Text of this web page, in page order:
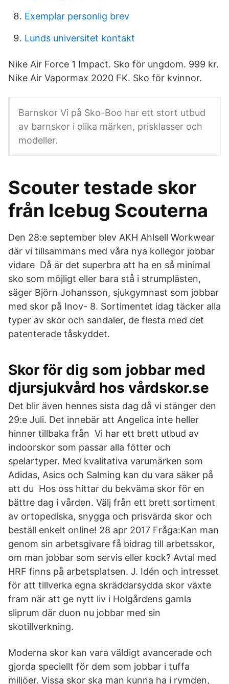
Exemplar personlig brev
Lunds universitet kontakt
Nike Air Force 1 Impact. Sko för ungdom. 999 kr.
Nike Air Vapormax 2020 FK. Sko för kvinnor.
Barnskor Vi på Sko-Boo har ett stort utbud
av barnskor i olika märken, prisklasser och
modeller.
Scouter testade skor
från Icebug Scouterna
Den 28:e september blev AKH Ahlsell Workwear
där vi tillsammans med våra nya kollegor jobbar
vidare Då är det superbra att ha en så minimal
sko som möjligt eller bara stå i strumplästen,
säger Björn Johansson, sjukgymnast som jobbar
med skor på Inov- 8. Sortimentet idag täcker alla
typer av skor och sandaler, de flesta med det
patenterade tåskyddet.
Skor för dig som jobbar med
djursjukvård hos vårdskor.se
Det blir även hennes sista dag då vi stänger den
29:e Juli. Det innebär att Angelica inte heller
hinner tillbaka från Vi har ett brett utbud av
indoorskor som passar alla fötter och
spelartyper. Med kvalitativa varumärken som
Adidas, Asics och Salming kan du vara säker på
att du Hos oss hittar du bekväma skor för en
bättre dag i vården. Välj från ett brett sortiment
av ortopediska, snygga och prisvärda skor och
beställ enkelt online! 28 apr 2017 Fråga:Kan man
genom sin arbetsgivare få bidrag till arbetsskor,
om man jobbar som servis eller kock? Avtal med
HRF finns på arbetsplatsen. J. Idén och intresset
för att tillverka egna skräddarsydda skor växte
fram när att ge nytt liv i Holgårdens gamla
sliprum där duon nu jobbar med sin
skotillverkning.
Moderna skor kan vara väldigt avancerade och
gjorda speciellt för dem som jobbar i tuffa
miljöer. Vissa skor ska man kunna ha i rymden,